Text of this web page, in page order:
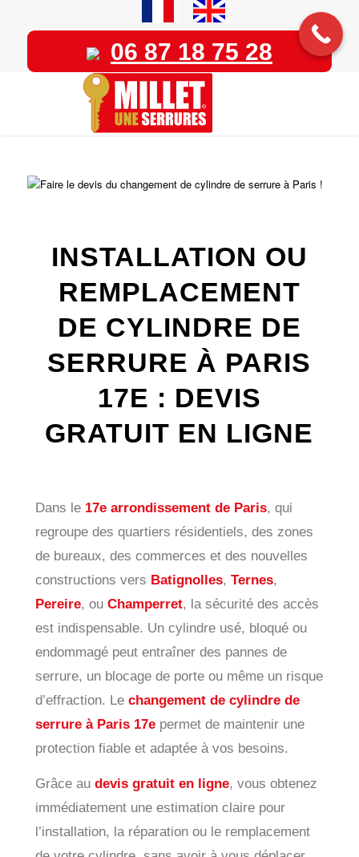
06 87 18 75 28
INSTALLATION OU
REMPLACEMENT
DE CYLINDRE DE
SERRURE À PARIS
17E : DEVIS
GRATUIT EN LIGNE
Dans le 17e arrondissement de Paris, qui
regroupe des quartiers résidentiels, des zones
de bureaux, des commerces et des nouvelles
constructions vers Batignolles, Ternes,
Pereire, ou Champerret, la sécurité des accès
est indispensable. Un cylindre usé, bloqué ou
endommagé peut entraîner des pannes de
serrure, un blocage de porte ou même un risque
d’effraction. Le changement de cylindre de
serrure à Paris 17epermet de maintenir une
protection fiable et adaptée à vos besoins.
Grâce au devis gratuit en ligne, vous obtenez
immédiatement une estimation claire pour
l’installation, la réparation ou le remplacement